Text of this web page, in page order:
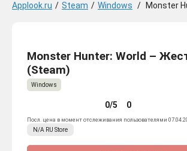
Applook.ru / Steam / Windows / Monster
Monster Hunter: World –
(Steam)
Windows
0/5 0
Посл. цена в момент отслеживания пользователями
N/A RU Store